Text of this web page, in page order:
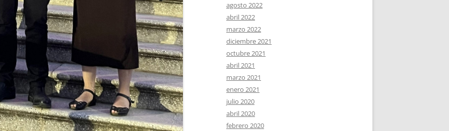
agosto 2022
abril 2022
marzo 2022
diciembre 2021
octubre 2021
abril 2021
marzo 2021
enero 2021
julio 2020
abril 2020
febrero 2020